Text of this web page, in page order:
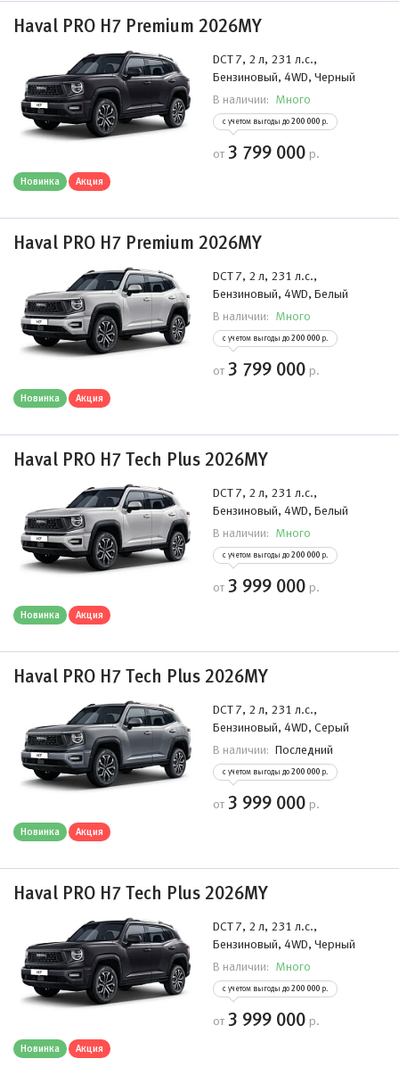
Haval PRO H7 Premium 2026MY
DCT 7, 2 л, 231 л.с.,
Бензиновый, 4WD, Черный
В наличии: Много
с учетом выгоды до 200 000 р.
от 3 799 000 р.
Новинка Акция
Haval PRO H7 Premium 2026MY
DCT 7, 2 л, 231 л.с.,
Бензиновый, 4WD, Белый
В наличии: Много
с учетом выгоды до 200 000 р.
от 3 799 000 р.
Новинка Акция
Haval PRO H7 Tech Plus 2026MY
DCT 7, 2 л, 231 л.с.,
Бензиновый, 4WD, Белый
В наличии: Много
с учетом выгоды до 200 000 р.
от 3 999 000 р.
Новинка Акция
Haval PRO H7 Tech Plus 2026MY
DCT 7, 2 л, 231 л.с.,
Бензиновый, 4WD, Серый
В наличии: Последний
с учетом выгоды до 200 000 р.
от 3 999 000 р.
Новинка Акция
Haval PRO H7 Tech Plus 2026MY
DCT 7, 2 л, 231 л.с.,
Бензиновый, 4WD, Черный
В наличии: Много
с учетом выгоды до 200 000 р.
от 3 999 000 р.
Новинка Акция